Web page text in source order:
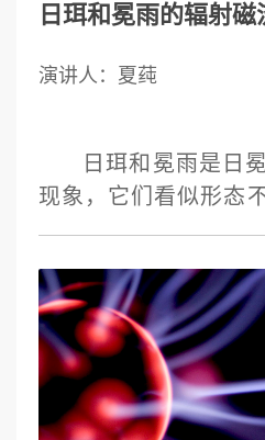
日珥和冕雨的辐射
演讲人：夏莼
日珥和冕雨是日
现象，它们看似形态
形成机制和相似的等
定性引发的冷却凝聚
左右的高密度冷等离
的存在于水平磁场主
量绳中，而冕雨出现
环腿部， 如雨滴般沿